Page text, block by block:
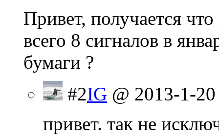
Привет, получается
всего 8 сигналов в
бумаги ?
#2IG @ 2013-1-
привет. так не